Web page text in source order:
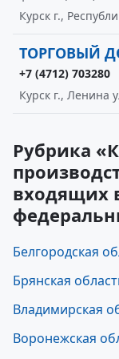
Курск г.,
ТОРГОВЫЙ
+7 (4712) 703280
Курск г., Ленина
Рубрика
входящих
Белгородская
Брянская
Владимирская
Воронежская